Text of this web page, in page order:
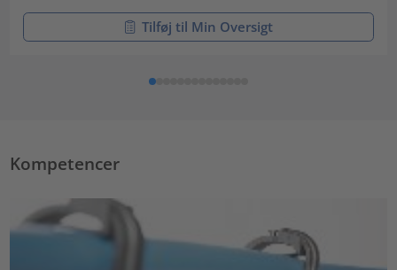
Tilføj til Min Oversigt
Kompetencer